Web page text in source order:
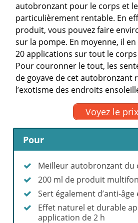
autobronzant pour le corps et
particulièrement rentable. En
produit, vous pouvez faire
sur la pompe. En moyenne, il
20 applications sur tout le corps
Pour couronner le tout, les
de goyave de cet autobronzant
l’exotisme des endroits
Voyez le prix
Pour
Meilleur autobronzant du
200 ml de produit
Sert également d’anti-
Effet naturel et durable
application de 2 h